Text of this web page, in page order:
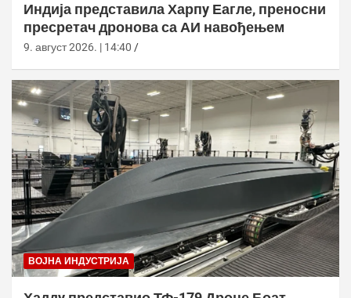
Индија представила Харпy Еагле, преносни
пресретач дронова са АИ навођењем
9. август 2026. | 14:40
ВОЈНА ИНДУСТРИЈА